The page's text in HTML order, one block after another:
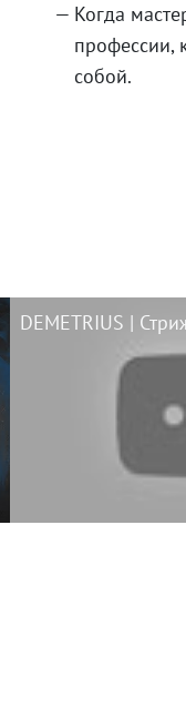
Когда
профессии,
собой.
DEMETRIUS |